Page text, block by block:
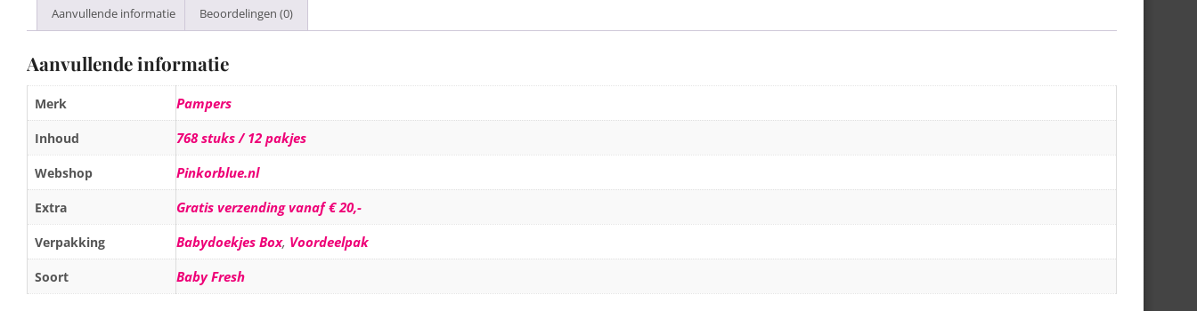
Aanvullende informatie Beoordelingen (0)
Aanvullende informatie
Merk Pampers
Inhoud 768 stuks / 12 pakjes
Webshop Pinkorblue.nl
Extra Gratis verzending vanaf € 20,-
Verpakking Babydoekjes Box, Voordeelpak
Soort Baby Fresh